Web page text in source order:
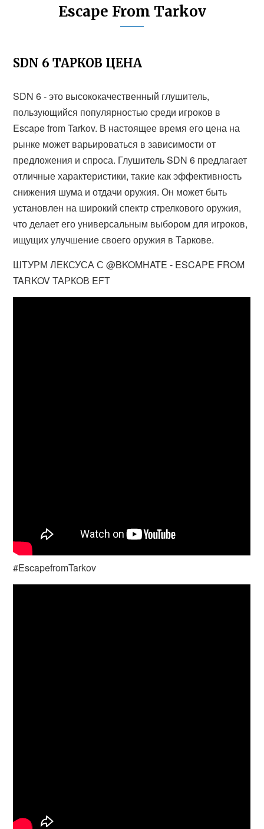
Escape From Tarkov
SDN 6 ТАРКОВ ЦЕНА
SDN 6 - это высококачественный глушитель,
пользующийся популярностью среди игроков в
Escape from Tarkov. В настоящее время его цена на
рынке может варьироваться в зависимости от
предложения и спроса. Глушитель SDN 6 предлагает
отличные характеристики, такие как эффективность
снижения шума и отдачи оружия. Он может быть
установлен на широкий спектр стрелкового оружия,
что делает его универсальным выбором для игроков,
ищущих улучшение своего оружия в Таркове.
ШТУРМ ЛЕКСУСА С @BKOMHATE - ESCAPE FROM
TARKOV ТАРКОВ EFT
#EscapefromTarkov